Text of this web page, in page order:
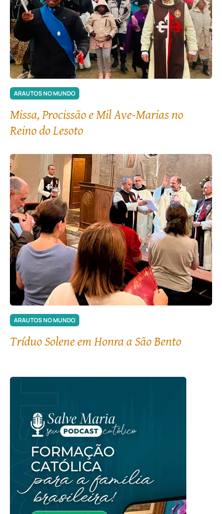
ARAUTOS NO MUNDO
Missa, Procissão e Mil Ave-Marias no
Reino do Lesoto
ARAUTOS NO MUNDO
Tríduo Solene em Honra a São Bento